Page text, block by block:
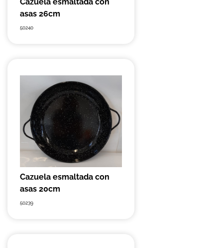
asas 26cm
50240
Cazuela esmaltada con
asas 20cm
50239